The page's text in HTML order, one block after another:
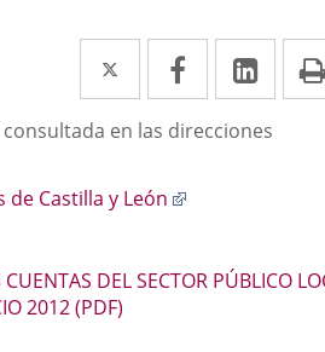
Twitter
Enlace
a
una
aplicación
Facebook
Enlace
a
una
aplicación
a
una
en las direcciones
de Castilla y León
aplicación
DEL SECTOR PÚBLICO
2012 (PDF)